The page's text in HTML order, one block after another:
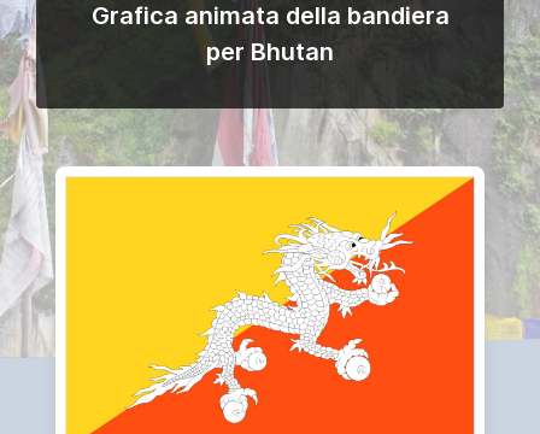
Grafica animata della bandiera
per Bhutan